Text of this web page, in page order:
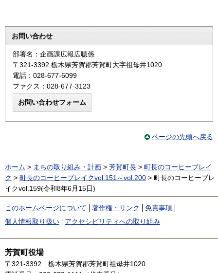
お問い合わせ
部署名：企画課広報広聴係
〒321-3392 栃木県芳賀郡芳賀町大字祖母井1020
電話：028-677-6099
ファクス：028-677-3123
ページの先頭へ戻る
ホーム > まちの取り組み・計画 > 芳賀町長 > 町長のコーヒーブレイ
ク > 町長のコーヒーブレイクvol.151～vol.200 > 町長のコーヒーブレ
イクvol.159(令和8年6月15日)
このホームページについて 著作権・リンク
免責事項
個人情報取り扱い
アクセシビリティへの取り組み
芳賀町役場
〒321-3392
栃木県芳賀郡芳賀町祖母井1020